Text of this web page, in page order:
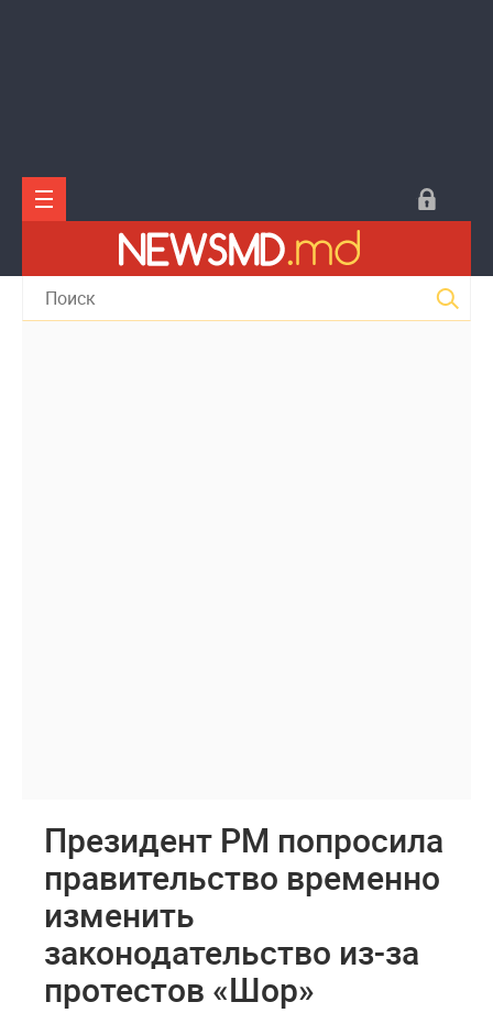
Президент РМ попросила
правительство временно
изменить
законодательство из-за
протестов «Шор»